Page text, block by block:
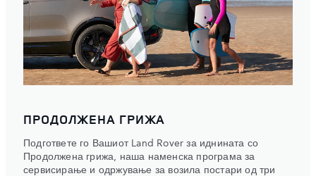
ПРОДОЛЖЕНА ГРИЖА
Подгответе го Вашиот Land Rover за иднината со
Продолжена грижа, наша наменска програма за
сервисирање и одржување за возила постари од три